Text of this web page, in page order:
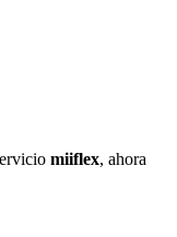
miiflex, ahora